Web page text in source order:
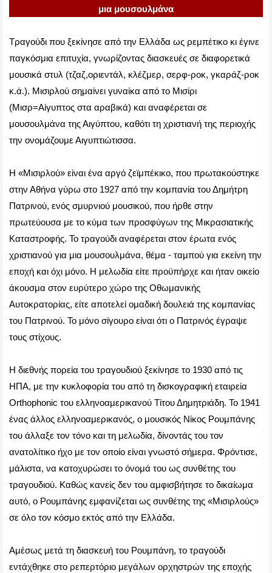
μια μουσουλμάνα
Τραγούδι που ξεκίνησε από την Ελλάδα ως ρεμπέτικο κι έγινε
παγκόσμια επιτυχία, γνωρίζοντας διασκευές σε διαφορετικά
μουσικά στυλ (τζαζ,οριεντάλ, κλέζμερ, σερφ-ροκ, γκαράζ-ροκ
κ.ά.). Μισιρλού σημαίνει γυναίκα από το Μισίρι
(Μισρ=Αίγυπτος στα αραβικά) και αναφέρεται σε
μουσουλμάνα της Αιγύπτου, καθότι τη χριστιανή της περιοχής
την ονομάζουμε Αιγυπτιώτισσα.
Η «Μισιρλού» είναι ένα αργό ζεϊμπέκικο, που πρωτακούστηκε
στην Αθήνα γύρω στο 1927 από την κομπανία του Δημήτρη
Πατρινού, ενός σμυρνιού μουσικού, που ήρθε στην
πρωτεύουσα με το κύμα των προσφύγων της Μικρασιατικής
Καταστροφής. Το τραγούδι αναφέρεται στον έρωτα ενός
χριστιανού για μια μουσουλμάνα, θέμα - ταμπού για εκείνη την
εποχή και όχι μόνο. Η μελωδία είτε προϋπήρχε και ήταν οικείο
άκουσμα στον ευρύτερο χώρο της Οθωμανικής
Αυτοκρατορίας, είτε αποτελεί ομαδική δουλειά της κομπανίας
του Πατρινού. Το μόνο σίγουρο είναι ότι ο Πατρινός έγραψε
τους στίχους.
Η διεθνής πορεία του τραγουδιού ξεκίνησε το 1930 από τις
ΗΠΑ, με την κυκλοφορία του από τη δισκογραφική εταιρεία
Orthophonic του ελληνοαμερικανού Τίτου Δημητριάδη. Το 1941
ένας άλλος ελληνοαμερικανός, ο μουσικός Νίκος Ρουμπάνης
του άλλαξε τον τόνο και τη μελωδία, δίνοντάς του τον
ανατολίτικο ήχο με τον οποίο είναι γνωστό σήμερα. Φρόντισε,
μάλιστα, να κατοχυρώσει το όνομά του ως συνθέτης του
τραγουδιού. Καθώς κανείς δεν του αμφισβήτησε το δικαίωμα
αυτό, ο Ρουμπάνης εμφανίζεται ως συνθέτης της «Μισιρλούς»
σε όλο τον κόσμο εκτός από την Ελλάδα.
Αμέσως μετά τη διασκευή του Ρουμπάνη, το τραγούδι
εντάχθηκε στο ρεπερτόριο μεγάλων ορχηστρών της εποχής